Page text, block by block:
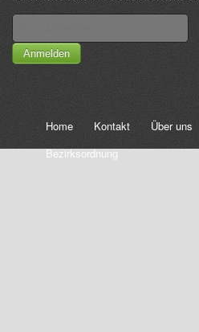
Anmelden
Home Kontakt Über uns
Bezirksordnung